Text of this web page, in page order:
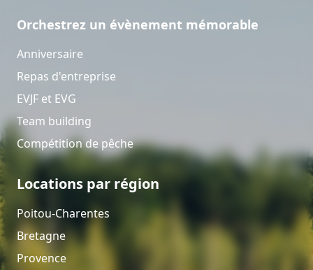
Orchestrez un évènement mémorable
Anniversaire
Repas d'entreprise
EVJF et EVG
Team building
Compétition de pêche
Locations par région
Poitou-Charentes
Bretagne
Provence